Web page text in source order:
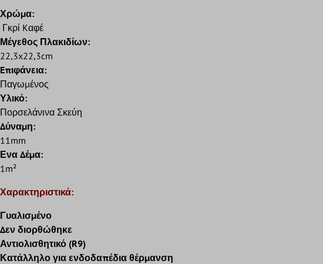
Χρώμα:
Γκρί Kαφέ
Μέγεθος Πλακιδίων:
22,3x22,3cm
Eπιφάνεια:
Παγωμένος
Υλικό:
Πορσελάνινα Σκεύη
Δύναμη:
11mm
Ενα Δέμα:
1m²
Χαρακτηριστικά:
Γυαλισμένο
Δεν διορθώθηκε
Αντιολισθητικό (R9)
Κατάλληλο για ενδοδαπέδια θέρμανση